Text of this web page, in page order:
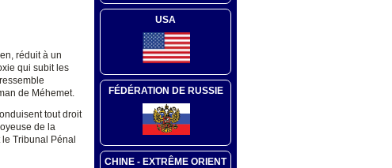
réduit à un
qui subit les
de Méhemet.
tout droit
de la
Tribunal Pénal
USA
FÉDÉRATION DE RUSSIE
CHINE - EXTRÊME ORIENT